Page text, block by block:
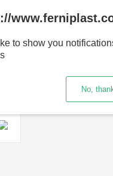
to show you
No,